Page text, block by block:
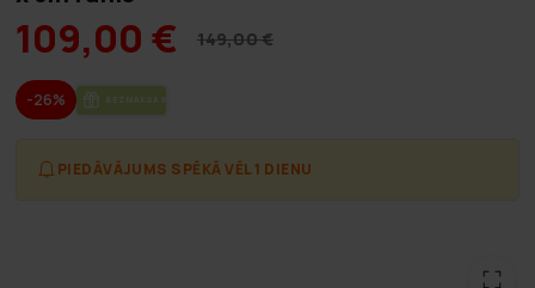
109,00 € 149,00 €
-26% BEZ­MAK­SAS PIE­GĀ­DE
PIEDĀVĀJUMS SPĒKĀ VĒL 1 DIENU